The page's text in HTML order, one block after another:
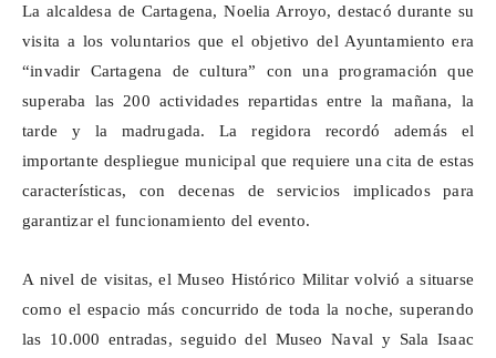
La alcaldesa de Cartagena, Noelia Arroyo, destacó durante su
visita a los voluntarios que el objetivo del Ayuntamiento era
“invadir Cartagena de cultura” con una programación que
superaba las 200 actividades repartidas entre la mañana, la
tarde y la madrugada. La regidora recordó además el
importante despliegue municipal que requiere una cita de estas
características, con decenas de servicios implicados para
garantizar el funcionamiento del evento.
A nivel de visitas, el Museo Histórico Militar volvió a situarse
como el espacio más concurrido de toda la noche, superando
las 10.000 entradas, seguido del Museo Naval y Sala Isaac